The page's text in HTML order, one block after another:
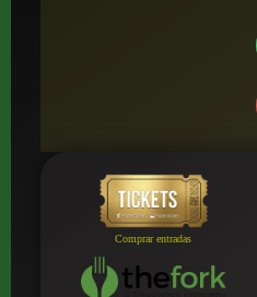
Comprar entradas